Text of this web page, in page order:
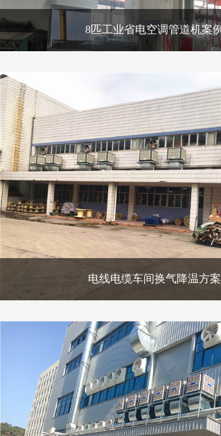
8匹工业省电空调管道机案例
电线电缆车间换气降温方案